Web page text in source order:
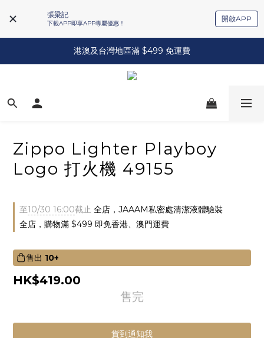
張梁記
下載APP即享APP專屬優惠！
開啟APP
港澳及台灣地區滿 $499 免運費
Zippo Lighter Playboy
Logo 打火機 49155
至10/30 16:00截止 全店，JAAAM私密處清潔液體驗裝
全店，購物滿 $499 即免香港、澳門運費
售出 10+
HK$419.00
售完
貨到通知我